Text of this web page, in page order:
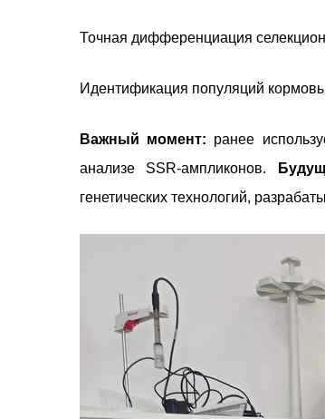
Точная дифференциация
Идентификация популяций
Важный момент: ранее
анализе SSR-ампликонов.
генетических технологий,